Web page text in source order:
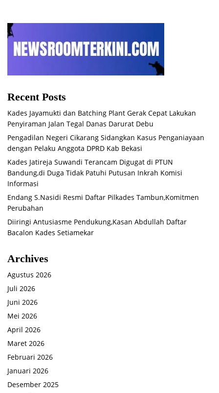
Recent Posts
Kades Jayamukti dan Batching Plant Gerak Cepat Lakukan
Penyiraman Jalan Tegal Danas Darurat Debu
Pengadilan Negeri Cikarang Sidangkan Kasus Penganiayaan
dengan Pelaku Anggota DPRD Kab Bekasi
Kades Jatireja Suwandi Terancam Digugat di PTUN
Bandung,di Duga Tidak Patuhi Putusan Inkrah Komisi
Informasi
Endang S.Nasidi Resmi Daftar Pilkades Tambun,Komitmen
Perubahan
Diiringi Antusiasme Pendukung,Kasan Abdullah Daftar
Bacalon Kades Setiamekar
Archives
Agustus 2026
Juli 2026
Juni 2026
Mei 2026
April 2026
Maret 2026
Februari 2026
Januari 2026
Desember 2025